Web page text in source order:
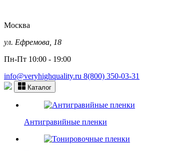
Москва
ул. Ефремова, 18
Пн-Пт 10:00 - 19:00
info@veryhighquality.ru 8(800) 350-03-31
Каталог
Антигравийные пленки